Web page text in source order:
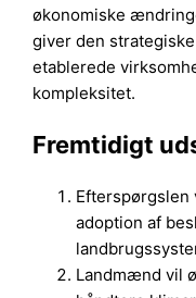
økonomiske
giver den
etablerede
kompleksitet.
Fremtidigt
Efterspørgslen
adoption af
Landmænd vil